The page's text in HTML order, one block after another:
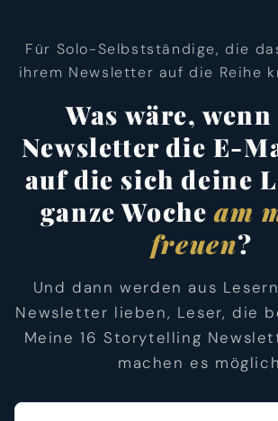
Für Solo-Selbstständige, die
ihrem Newsletter auf die Reihe
Was wäre,
Newsletter die E-
auf die sich deine
ganze Wocheam
freuen?
Und dann werden aus
Newsletter lieben, Leser, die
Meine 16 Storytelling
machen es